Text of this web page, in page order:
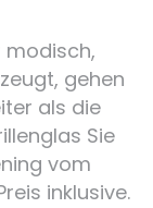
modisch,
gehen
als die
Sie
vom
inklusive.